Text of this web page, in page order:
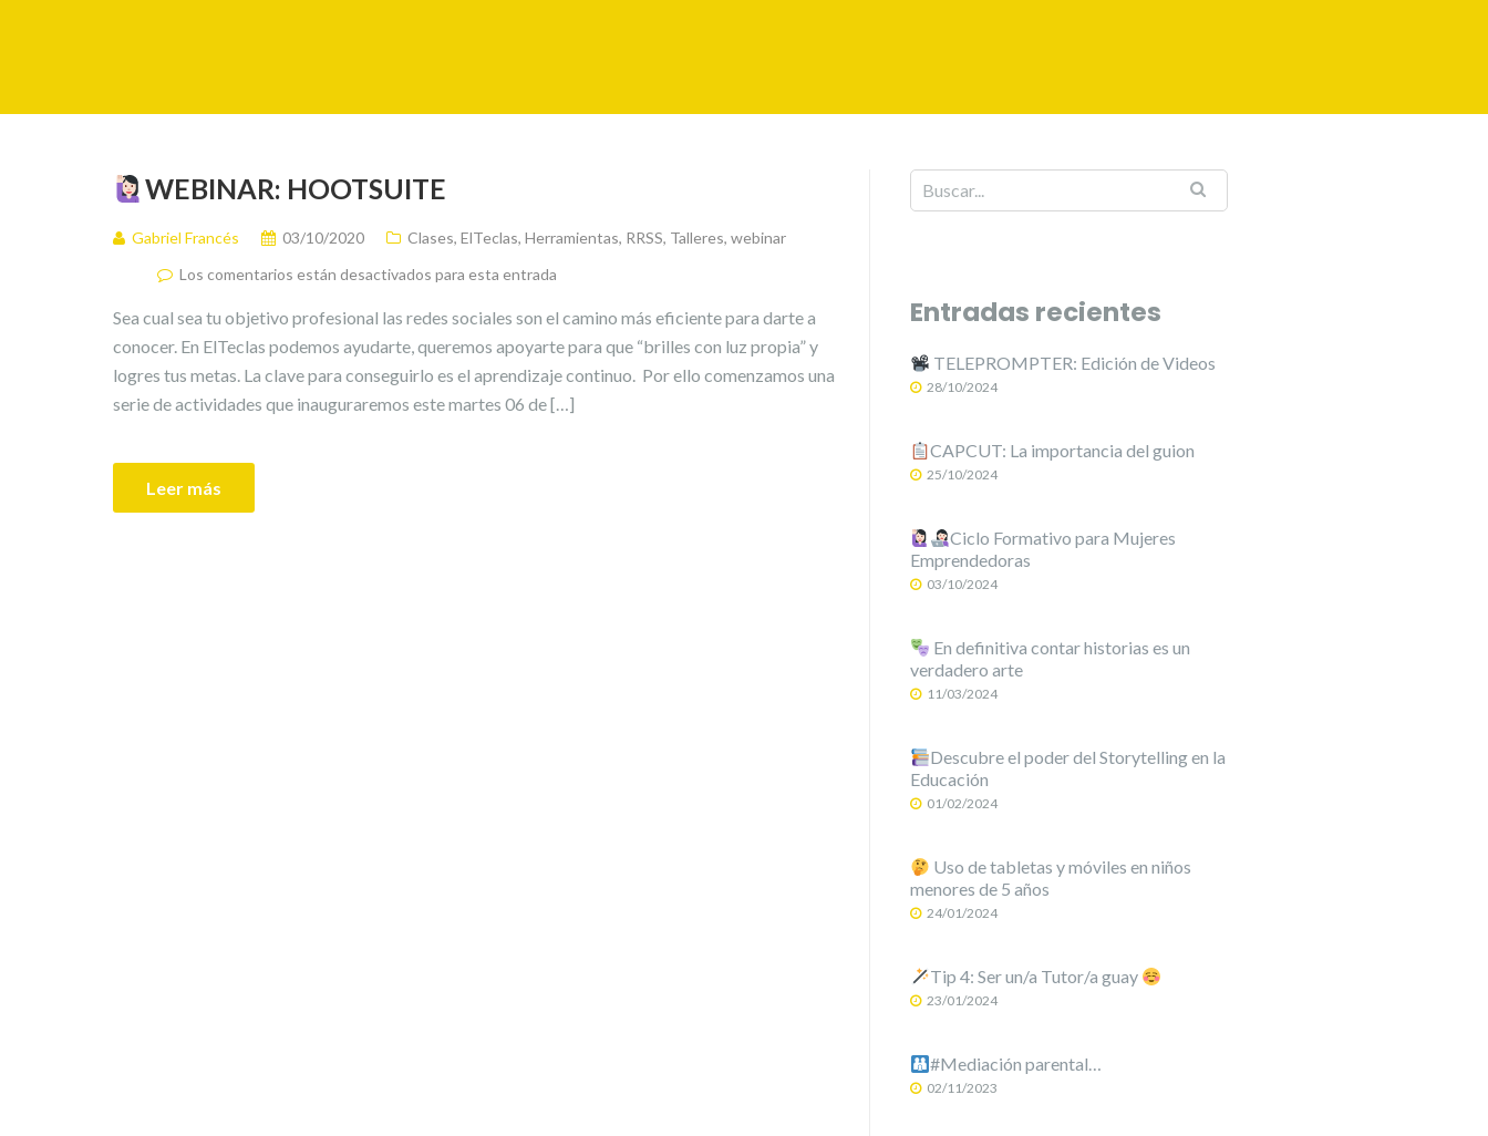
WEBINAR: HOOTSUITE
Gabriel Francés 03/10/2020 Clases, ElTeclas, Herramientas, RRSS, Talleres, webinar
Los comentarios están desactivados para esta entrada
Sea cual sea tu objetivo profesional las redes sociales son el camino más eficiente para darte a
conocer. En ElTeclas podemos ayudarte, queremos apoyarte para que “brilles con luz propia” y
logres tus metas. La clave para conseguirlo es el aprendizaje continuo. Por ello comenzamos una
serie de actividades que inauguraremos este martes 06 de […]
Leer más
Entradas recientes
TELEPROMPTER: Edición de Videos
28/10/2024
CAPCUT: La importancia del guion
25/10/2024
Ciclo Formativo para Mujeres
Emprendedoras
03/10/2024
En definitiva contar historias es un
verdadero arte
11/03/2024
Descubre el poder del Storytelling en la
Educación
01/02/2024
Uso de tabletas y móviles en niños
menores de 5 años
24/01/2024
Tip 4: Ser un/a Tutor/a guay
23/01/2024
#Mediación parental…
02/11/2023